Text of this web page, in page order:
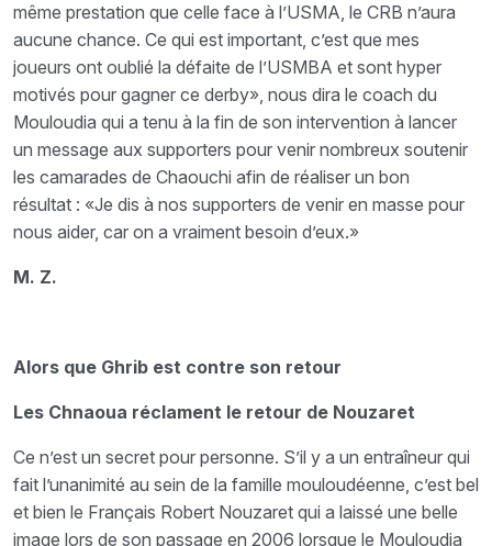
même prestation que celle face à l’USMA, le CRB n’aura
aucune chance. Ce qui est important, c’est que mes
joueurs ont oublié la défaite de l’USMBA et sont hyper
motivés pour gagner ce derby», nous dira le coach du
Mouloudia qui a tenu à la fin de son intervention à lancer
un message aux supporters pour venir nombreux soutenir
les camarades de Chaouchi afin de réaliser un bon
résultat : «Je dis à nos supporters de venir en masse pour
nous aider, car on a vraiment besoin d’eux.»
M. Z.
Alors que Ghrib est contre son retour
Les Chnaoua réclament le retour de Nouzaret
Ce n’est un secret pour personne. S’il y a un entraîneur qui
fait l’unanimité au sein de la famille mouloudéenne, c’est bel
et bien le Français Robert Nouzaret qui a laissé une belle
image lors de son passage en 2006 lorsque le Mouloudia